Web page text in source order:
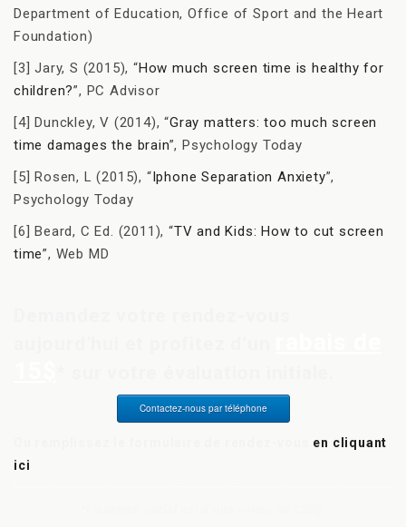
Department of Education, Office of Sport and the Heart
Foundation)
[3] Jary, S (2015), “How much screen time is healthy for
children?”, PC Advisor
[4] Dunckley, V (2014), “Gray matters: too much screen
time damages the brain”, Psychology Today
[5] Rosen, L (2015), “Iphone Separation Anxiety”,
Psychology Today
[6] Beard, C Ed. (2011), “TV and Kids: How to cut screen
time”, Web MD
Contactez-nous par téléphone
en cliquant
ici